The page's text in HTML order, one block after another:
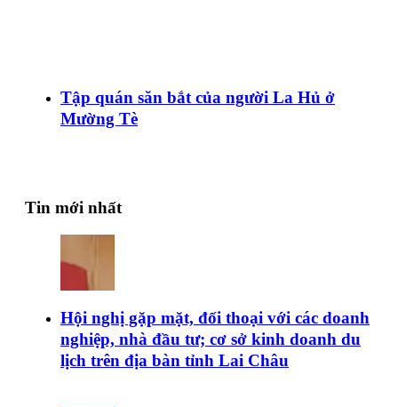
Tập quán săn bắt của người La Hủ ở
Mường Tè
Tin mới nhất
Hội nghị gặp mặt, đối thoại với các doanh
nghiệp, nhà đầu tư; cơ sở kinh doanh du
lịch trên địa bàn tỉnh Lai Châu